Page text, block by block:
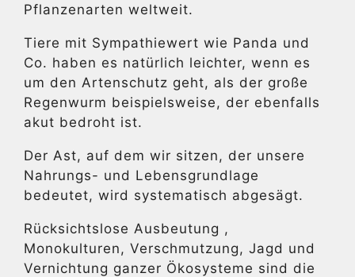
Pflanzenarten weltweit.
Tiere mit Sympathiewert wie Panda und
Co. haben es natürlich leichter, wenn es
um den Artenschutz geht, als der große
Regenwurm beispielsweise, der ebenfalls
akut bedroht ist.
Der Ast, auf dem wir sitzen, der unsere
Nahrungs- und Lebensgrundlage
bedeutet, wird systematisch abgesägt.
Rücksichtslose Ausbeutung ,
Monokulturen, Verschmutzung, Jagd und
Vernichtung ganzer Ökosysteme sind die